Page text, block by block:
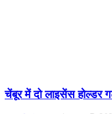
चेंबूर में दो लाइसेंस होल्डर